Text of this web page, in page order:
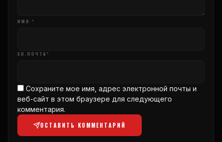
ИМЯ *
ЭЛ.ПОЧТА*
Сохраните мое имя, адрес электронной почты и
веб-сайт в этом браузере для следующего
комментария.
ОСТАВИТЬ КОММЕНТАРИЙ